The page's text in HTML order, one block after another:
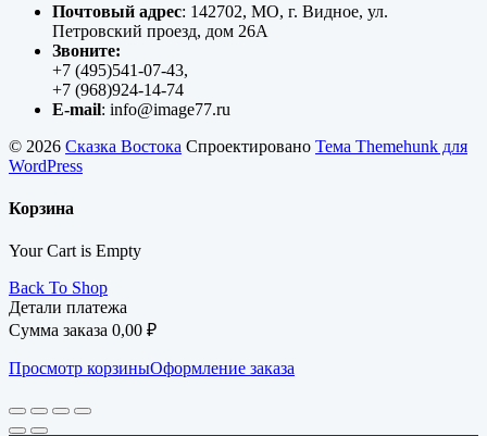
Почтовый адрес: 142702, МО, г. Видное, ул.
Петровский проезд, дом 26А
Звоните:
+7 (495)541-07-43,
+7 (968)924-14-74
E-mail: info@image77.ru
© 2026 Сказка Востока Спроектировано Тема Themehunk для
WordPress
Корзина
Your Cart is Empty
Back To Shop
Детали платежа
Сумма заказа 0,00 ₽
Просмотр корзиныОформление заказа